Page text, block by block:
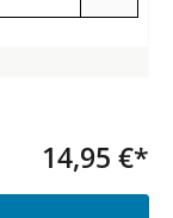
14,95 €*